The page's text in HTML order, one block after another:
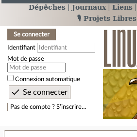
Dépêches Journaux Liens
🎙️ Projets Libres
Se connecter
Identifiant
Mot de passe
Connexion automatique
Pas de compte ? S’inscrire…